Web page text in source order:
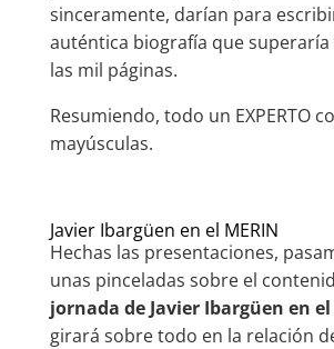
sinceramente, darían para
auténtica biografía que
las mil páginas.
Resumiendo, todo un EXPERTO
mayúsculas.
Javier Ibargüen en el MERIN
Hechas las presentaciones,
unas pinceladas sobre el
jornada de Javier Ibargüen en el
girará sobre todo en la relación